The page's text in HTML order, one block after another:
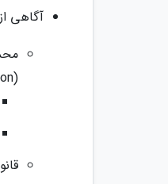
آگاهی
(Carry-on) و بار تحویلی (Checked baggage) بررسی کنید.